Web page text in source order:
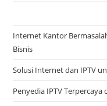
Internet Kantor
Bisnis
Solusi Internet dan IPTV
Penyedia IPTV Terpercaya